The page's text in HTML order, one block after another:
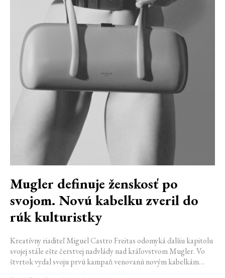
Mugler definuje ženskosť po
svojom. Novú kabelku zveril do
rúk kulturistky
Kreatívny riaditeľ Miguel Castro Freitas odomyká ďalšiu kapitolu
svojej stále ešte čerstvej nadvlády nad kráľovstvom Mugler. Vo
štvrtok vydal svoju prvú kampaň venovanú novým kabelkám